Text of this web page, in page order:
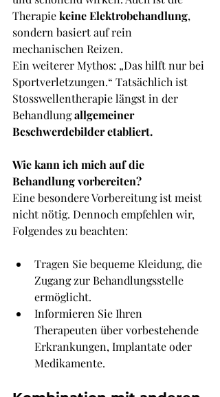
Therapie keine Elektrobehandlung,
sondern basiert auf rein
mechanischen Reizen.
Ein weiterer Mythos: „Das hilft nur bei
Sportverletzungen.“ Tatsächlich ist
Stosswellentherapie längst in der
Behandlung allgemeiner
Beschwerdebilder etabliert.
Wie kann ich mich auf die
Behandlung vorbereiten?
Eine besondere Vorbereitung ist meist
nicht nötig. Dennoch empfehlen wir,
Folgendes zu beachten:
Tragen Sie bequeme Kleidung, die
Zugang zur Behandlungsstelle
ermöglicht.
Informieren Sie Ihren
Therapeuten über vorbestehende
Erkrankungen, Implantate oder
Medikamente.